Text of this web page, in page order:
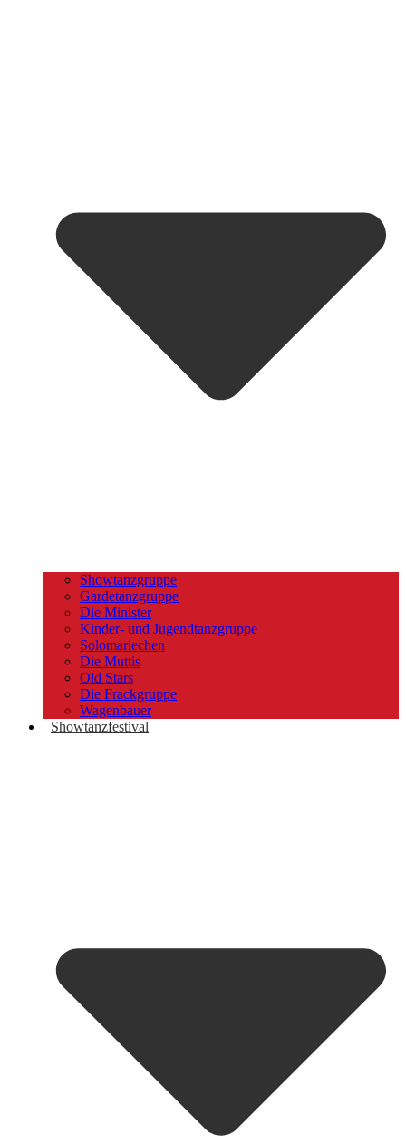
Showtanzgruppe
Gardetanzgruppe
Die Minister
Kinder- und Jugendtanzgruppe
Solomariechen
Die Muttis
Old Stars
Die Frackgruppe
Wagenbauer
Showtanzfestival